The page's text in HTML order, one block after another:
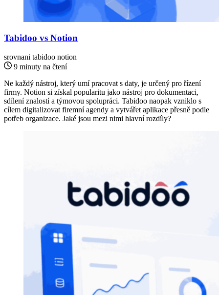
Tabidoo vs Notion
srovnani tabidoo notion
9 minuty na čtení
Ne každý nástroj, který umí pracovat s daty, je určený pro řízení
firmy. Notion si získal popularitu jako nástroj pro dokumentaci,
sdílení znalostí a týmovou spolupráci. Tabidoo naopak vzniklo s
cílem digitalizovat firemní agendy a vytvářet aplikace přesně podle
potřeb organizace. Jaké jsou mezi nimi hlavní rozdíly?